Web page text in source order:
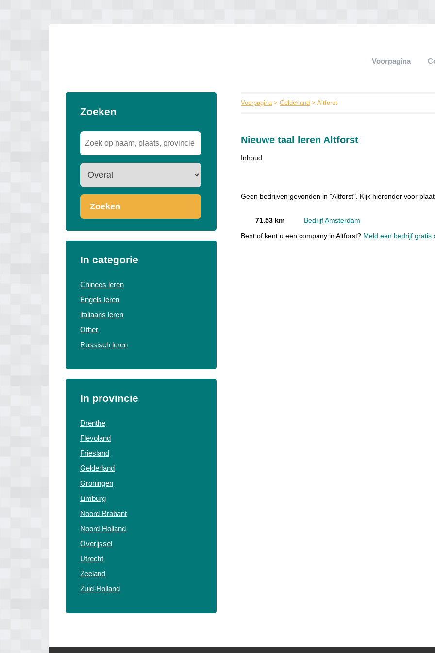
Voorpagina
Zoeken
Zoeken
In categorie
Chinees leren
Engels leren
italiaans leren
Other
Russisch leren
In provincie
Drenthe
Flevoland
Friesland
Gelderland
Groningen
Limburg
Noord-Brabant
Noord-Holland
Overijssel
Utrecht
Zeeland
Zuid-Holland
Voorpagina>Gelderland > Altforst
Nieuwe taal leren Altforst
Inhoud
Geen bedrijven gevonden in "Altforst". Kijk hieronder voor
71.53 km Bedrijf Amsterdam
Bent of kent u een company in Altforst? Meld een bedrijf gratis